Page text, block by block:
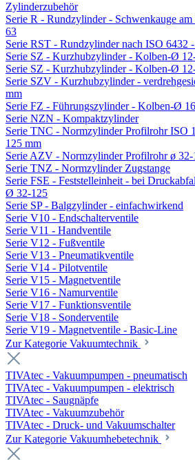
Zylinderzubehör
Serie R - Rundzylinder - Schwenkauge
63
Serie RST - Rundzylinder nach ISO
Serie SZ - Kurzhubzylinder - Kolben-Ø
Serie SZ - Kurzhubzylinder - Kolben-Ø
Serie SZV - Kurzhubzylinder -
mm
Serie FZ - Führungszylinder - Kolben-Ø
Serie NZN - Kompaktzylinder
Serie TNC - Normzylinder Profilrohr ISO
125 mm
Serie AZV - Normzylinder Profilrohr ø 32-
Serie TNZ - Normzylinder Zugstange
Serie FSE - Feststelleinheit - bei
Ø 32-125
Serie SP - Balgzylinder - einfachwirkend
Serie V10 - Endschalterventile
Serie V11 - Handventile
Serie V12 - Fußventile
Serie V13 - Pneumatikventile
Serie V14 - Pilotventile
Serie V15 - Magnetventile
Serie V16 - Namurventile
Serie V17 - Funktionsventile
Serie V18 - Sonderventile
Serie V19 - Magnetventile - Basic-Line
Zur Kategorie Vakuumtechnik
TIVAtec - Vakuumpumpen - pneumatisch
TIVAtec - Vakuumpumpen - elektrisch
TIVAtec - Saugnäpfe
TIVAtec - Vakuumzubehör
TIVAtec - Druck- und Vakuumschalter
Zur Kategorie Vakuumhebetechnik